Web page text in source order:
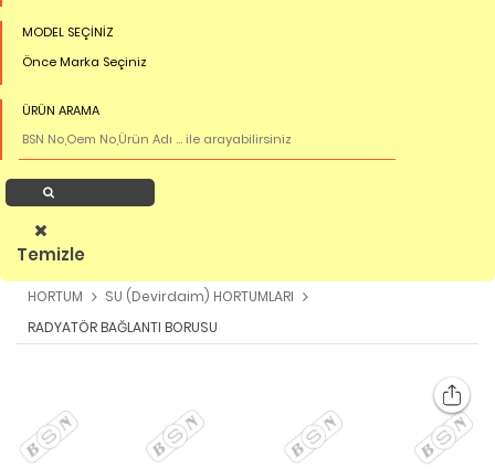
MODEL SEÇİNİZ
Önce Marka Seçiniz
ÜRÜN ARAMA
Ürün Ara
Temizle
HORTUM
SU (Devirdaim) HORTUMLARI
RADYATÖR BAĞLANTI BORUSU